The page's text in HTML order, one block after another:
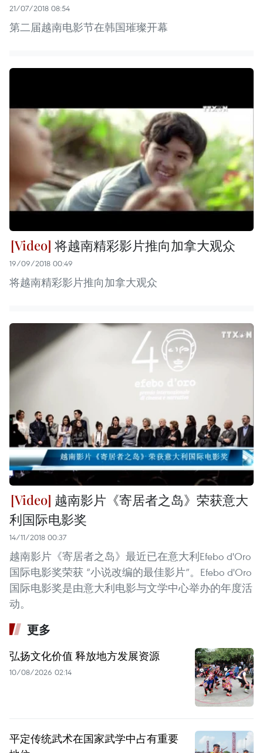
21/07/2018 08:54
第二届越南电影节在韩国璀璨开幕
将越南精彩影片推向加拿大观众
19/09/2018 00:49
将越南精彩影片推向加拿大观众
越南影片《寄居者之岛》荣获意大
利国际电影奖
14/11/2018 00:37
越南影片《寄居者之岛》最近已在意大利Efebo d'Oro
国际电影奖荣获 “小说改编的最佳影片”。Efebo d'Oro
国际电影奖是由意大利电影与文学中心举办的年度活
动。
更多
弘扬文化价值 释放地方发展资源
10/08/2026 02:14
平定传统武术在国家武学中占有重要